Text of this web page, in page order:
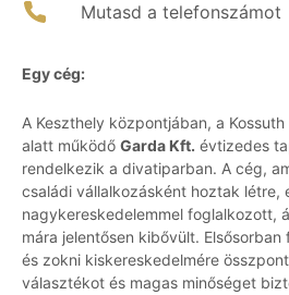
Mutasd a telefonszámot
Egy cég:
A Keszthely központjában, a
alatt működő Garda Kft. évtizedes
rendelkezik a divatiparban. A cég,
családi vállalkozásként hoztak létre,
nagykereskedelemmel foglalkozott,
mára jelentősen kibővült. Elsősorban
és zokni kiskereskedelmére
választékot és magas minőséget